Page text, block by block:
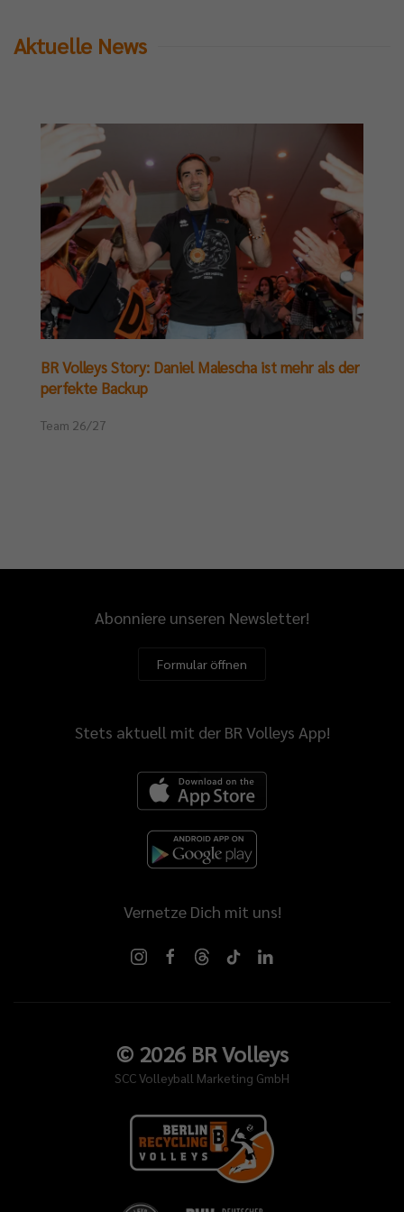
Aktuelle News
BR Volleys Story: Daniel Malescha ist mehr als der
perfekte Backup
Team 26/27
Abonniere unseren Newsletter!
Formular öffnen
Stets aktuell mit der BR Volleys App!
Vernetze Dich mit uns!
© 2026BR Volleys
SCC Volleyball Marketing GmbH